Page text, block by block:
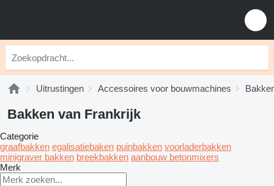
Uitrustingen Accessoires voor bouwmachines
Bakken van Frankrijk
Categorie
graafbakken egalisatiebaken puinbakken voorladerbakken
minigraver bakken breekbakken aanbouw betonmixers
Merk